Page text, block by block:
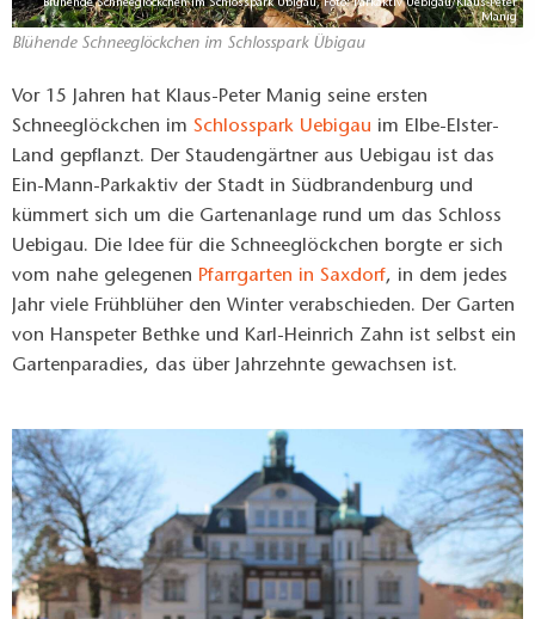
Blühende Schneeglöckchen im Schlosspark Übigau, Foto: Parkaktiv Uebigau/Klaus-Peter
Manig
Blühende Schneeglöckchen im Schlosspark Übigau
Vor 15 Jahren hat Klaus-Peter Manig seine ersten
Schneeglöckchen im Schlosspark Uebigau im Elbe-Elster-
Land gepflanzt. Der Staudengärtner aus Uebigau ist das
Ein-Mann-Parkaktiv der Stadt in Südbrandenburg und
kümmert sich um die Gartenanlage rund um das Schloss
Uebigau. Die Idee für die Schneeglöckchen borgte er sich
vom nahe gelegenen Pfarrgarten in Saxdorf, in dem jedes
Jahr viele Frühblüher den Winter verabschieden. Der Garten
von Hanspeter Bethke und Karl-Heinrich Zahn ist selbst ein
Gartenparadies, das über Jahrzehnte gewachsen ist.